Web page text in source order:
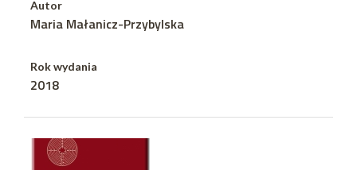
Autor
Maria Małanicz-Przybylska
Rok wydania
2018